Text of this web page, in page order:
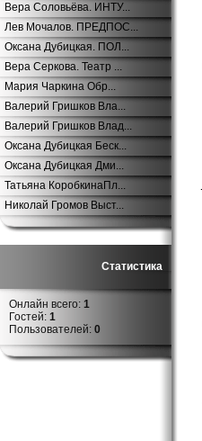
Вера Соловьёва. ИНТУ...
Лев Мочалов. ПРЕДПОС...
Оксана Дубицкая. ПОЛ...
Вера Серкова. Театр ...
Мария Чаркина Обр...
Валерий Гришков Вла...
Валерий Гришков Влад...
Оксана Дубицкая Беск...
Оксана Дубицкая Дми...
Татьяна КоробкинаПл...
Николай Громов Выст...
Статистика
Онлайн всего: 1
Гостей: 1
Пользователей: 0